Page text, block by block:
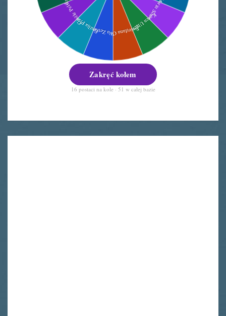
Zakręć kołem
16 postaci na kole · 51 w całej bazie